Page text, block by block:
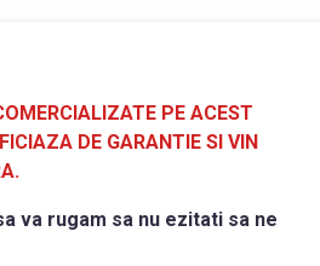
PE ACEST
DE GARANTIE SI VIN
va rugam sa nu ezitati sa ne